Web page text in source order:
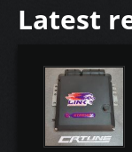
Latest